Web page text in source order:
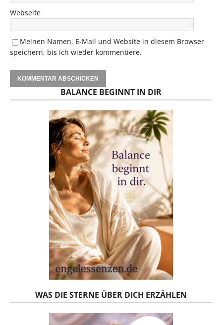
Webseite
Meinen Namen, E-Mail und Website in diesem Browser
speichern, bis ich wieder kommentiere.
BALANCE BEGINNT IN DIR
WAS DIE STERNE ÜBER DICH ERZÄHLEN